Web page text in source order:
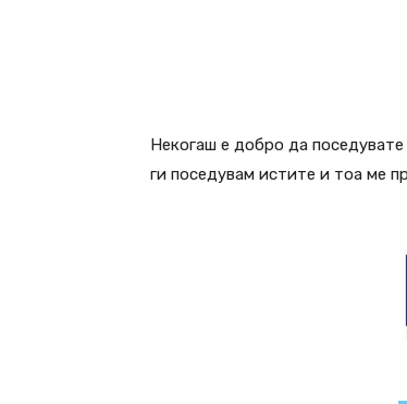
Некогаш е добро да
ги поседувам истите и тоа ме